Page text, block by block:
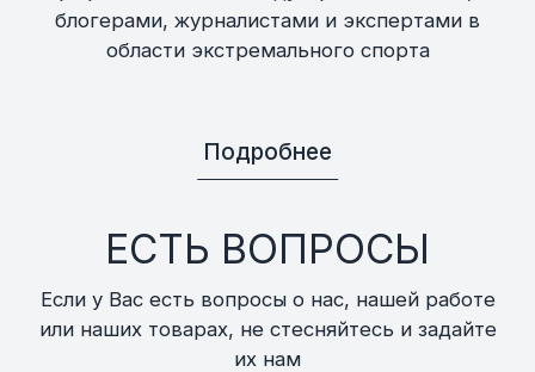
блогерами, журналистами и экспертами в
области экстремального спорта
Подробнее
ЕСТЬ ВОПРОСЫ
Если у Вас есть вопросы о нас, нашей работе
или наших товарах, не стесняйтесь и задайте
их нам